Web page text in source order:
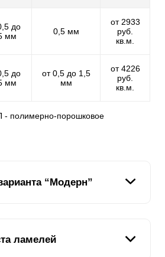
до
мм
0,5 мм
от 2933
руб.
кв.м.
до
мм
от 0,5 до 1,5
мм
от 4226
руб.
кв.м.
- полимерно-порошковое
“Модерн”
одинаково выглядит с обеих
улицы, так и со стороны
ламелей